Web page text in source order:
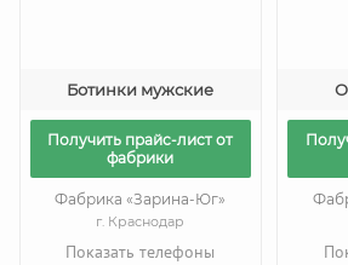
Ботинки мужские
Получить прайс-лист от
фабрики
Фабрика «Зарина-Юг»
г. Краснодар
Показать телефоны